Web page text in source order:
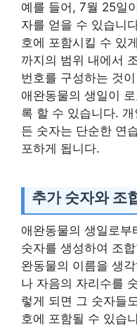
예를 들어, 7월 25일
자를 얻을 수 있습니
호에 포함시킬 수 있
까지의 범위 내에서
번호를 구성하는 것
애완동물의 생일이
록 할 수 있습니다.
든 숫자는 단순한 연
포하게 됩니다.
추가 숫자와 조
애완동물의 생일로
숫자를 생성하여 조
완동물의 이름을 생
나 자음의 자리수를
렇게 되면 그 숫자들
호에 포함될 수 있습